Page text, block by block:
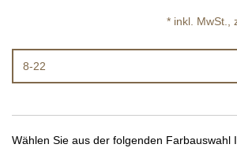
* inkl. MwSt.,
8-22
Wählen Sie aus der folgenden Farbauswahl